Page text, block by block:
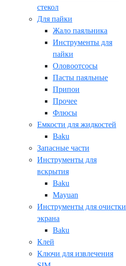
стекол
Для пайки
Жало паяльника
Инструменты для
пайки
Оловоотсосы
Пасты паяльные
Припои
Прочее
Флюсы
Емкости для жидкостей
Baku
Запасные части
Инструменты для
вскрытия
Baku
Mayuan
Инструменты для очистки
экрана
Baku
Клей
Ключи для извлечения